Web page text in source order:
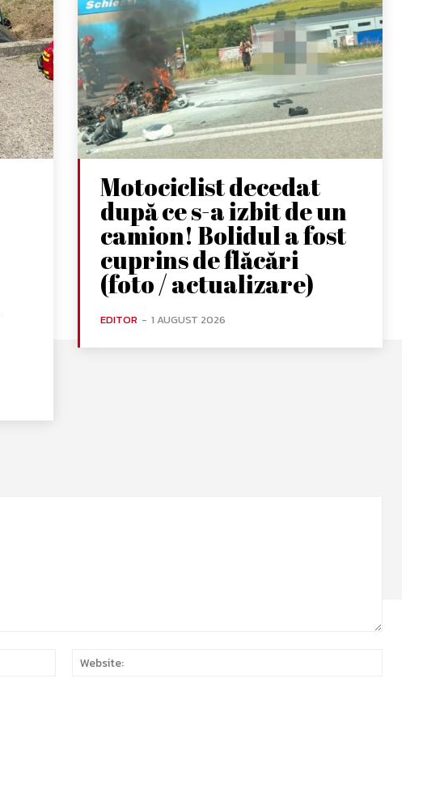
Motociclist decedat
după ce s-a izbit de un
camion! Bolidul a fost
cuprins de flăcări
(foto / actualizare)
EDITOR - 1 AUGUST 2026
Email:*